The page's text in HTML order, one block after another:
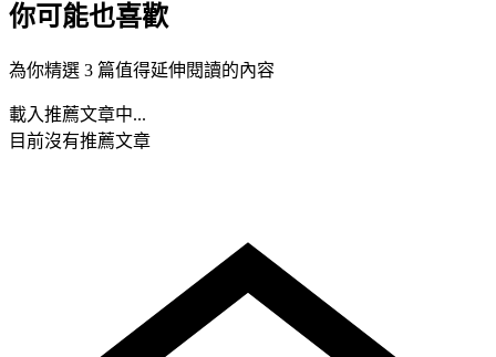
你可能也喜歡
為你精選 3 篇值得延伸閱讀的內容
載入推薦文章中...
目前沒有推薦文章